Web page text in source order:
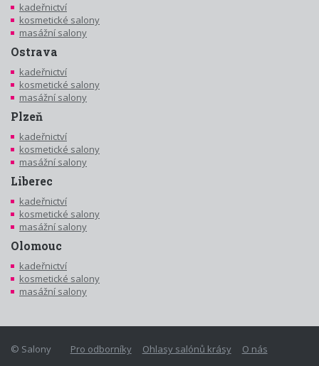
kadeřnictví
kosmetické salony
masážní salony
Ostrava
kadeřnictví
kosmetické salony
masážní salony
Plzeň
kadeřnictví
kosmetické salony
masážní salony
Liberec
kadeřnictví
kosmetické salony
masážní salony
Olomouc
kadeřnictví
kosmetické salony
masážní salony
Pro odborníky Ohlasy salónů krásy O nás
© Salony